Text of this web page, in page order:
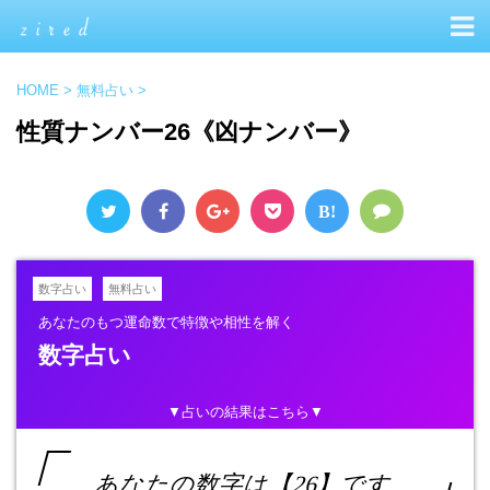
HOME > 無料占い >
性質ナンバー26《凶ナンバー》
B!
数字占い 無料占い
あなたのもつ運命数で特徴や相性を解く
数字占い
▼占いの結果はこちら▼
あなたの数字は【26】です